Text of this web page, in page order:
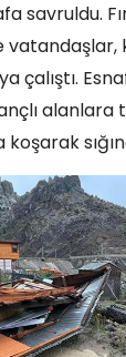
savruldu.
çalıştı.
alanlara